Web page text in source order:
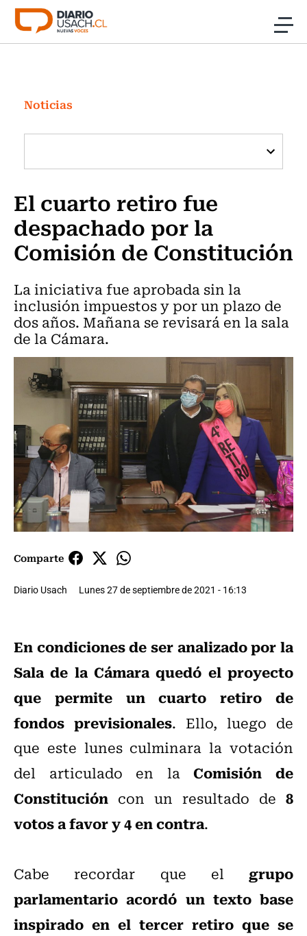
Click acá para ir directamente al contenido
Investigación
Cultura
Programas Radio y TV Usach
Noticias
El cuarto retiro fue
despachado por la
Comisión de Constitución
La iniciativa fue aprobada sin la
inclusión impuestos y por un plazo de
dos años. Mañana se revisará en la sala
de la Cámara.
Comparte
Diario Usach Lunes 27 de septiembre de 2021 - 16:13
En condiciones de ser analizado por la
Sala de la Cámara quedó el proyecto
que permite un cuarto retiro de
fondos previsionales. Ello, luego de
que este lunes culminara la votación
del articulado en laComisión de
Constitución con un resultado de 8
votos a favor y 4 en contra.
Cabe recordar que el grupo
parlamentario acordó un texto base
inspirado en el tercer retiro que se